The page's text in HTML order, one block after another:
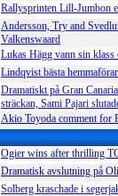
Rallysprinten Lill-Jumbon
Andersson, Try and
Valkenswaard
Lukas Hägg vann sin klass
Lindqvist bästa
Dramatiskt på Gran
sträckan, Sami Pajari
Akio Toyoda comment for
Ogier wins after thrilling
Dramatisk avslutning på
Solberg kraschade i